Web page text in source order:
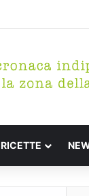
RICETTE